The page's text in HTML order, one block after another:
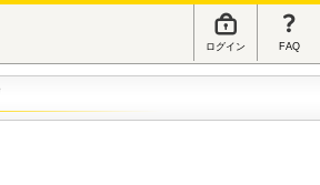
ログイン FAQ